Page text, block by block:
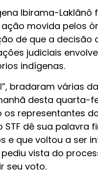
Ibirama-Laklãnõ
ação movida pelos
de que a decisão
judiciais
indígenas.
bradaram várias
desta quarta-
os representantes
dê sua palavra
e que voltou a ser
vista do
seu voto.